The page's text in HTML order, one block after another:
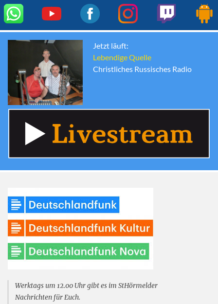
Jetzt läuft:
Lebendige Quelle
Christliches Russisches Radio
Werktags um 12.00 Uhr gibt es im StHörmelder
Nachrichten für Euch.